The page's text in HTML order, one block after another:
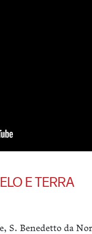
E TERRA
S. Benedetto da